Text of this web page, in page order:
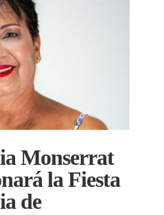
Monserrat
la Fiesta
de